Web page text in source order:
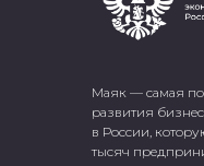
Маяк — самая
развития
в России,
тысяч